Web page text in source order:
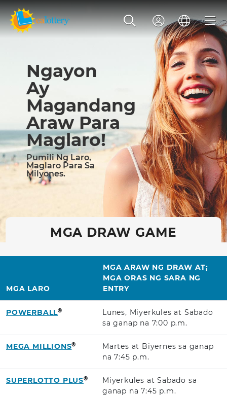
Ngayon
Ay
Magandang
Araw Para
Maglaro!
Pumili Ng Laro,
Maglaro Para Sa
Milyones.
MGA DRAW GAME
MGA LARO
MGA ARAW NG DRAW AT;
MGA ORAS NG SARA NG
ENTRY
POWERBALL®
Lunes, Miyerkules at Sabado
sa ganap na 7:00 p.m.
MEGA MILLIONS®
Martes at Biyernes sa ganap
na7:45 p.m.
SUPERLOTTO PLUS®
Miyerkules at Sabado sa
ganap na7:45 p.m.